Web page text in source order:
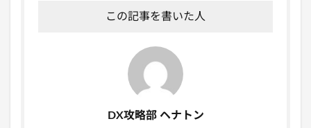
この記事を書いた人
DX攻略部 ヘナトン